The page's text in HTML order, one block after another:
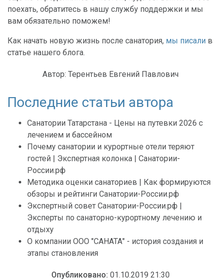
поехать, обратитесь в нашу службу поддержки и мы
вам обязательно поможем!
Как начать новую жизнь после санатория, мы писали в
статье нашего блога.
Автор: Терентьев Евгений Павлович
Последние статьи автора
Санатории Татарстана - Цены на путевки 2026 с
лечением и бассейном
Почему санатории и курортные отели теряют
гостей | Экспертная колонка | Санатории-
России.рф
Методика оценки санаториев | Как формируются
обзоры и рейтинги Санатории-России.рф
Экспертный совет Санатории-России.рф |
Эксперты по санаторно-курортному лечению и
отдыху
О компании ООО "САНАТА" - история создания и
этапы становления
Опубликовано: 01.10.2019 21:30